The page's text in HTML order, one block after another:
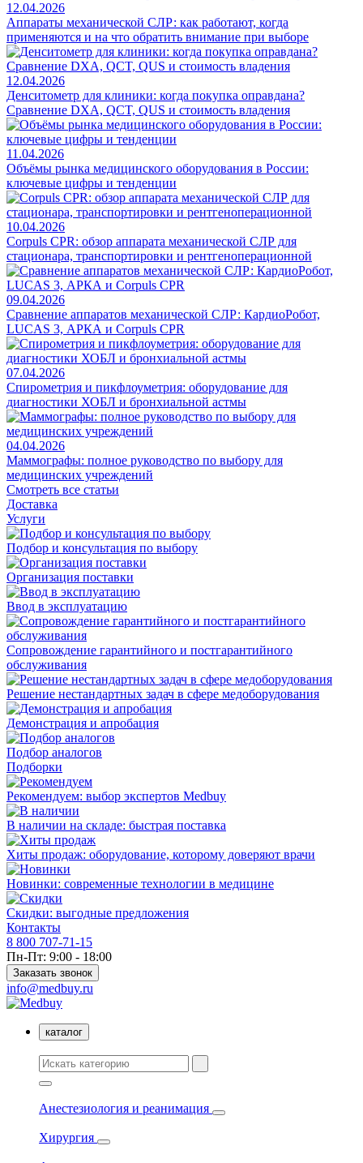
12.04.2026
Аппараты механической СЛР: как работают, когда
применяются и на что обратить внимание при выборе
12.04.2026
Денситометр для клиники: когда покупка оправдана?
Сравнение DXA, QCT, QUS и стоимость владения
11.04.2026
Объёмы рынка медицинского оборудования в России:
ключевые цифры и тенденции
10.04.2026
Corpuls CPR: обзор аппарата механической СЛР для
стационара, транспортировки и рентгеноперационной
09.04.2026
Сравнение аппаратов механической СЛР: КардиоРобот,
LUCAS 3, АРКА и Corpuls CPR
07.04.2026
Спирометрия и пикфлоуметрия: оборудование для
диагностики ХОБЛ и бронхиальной астмы
04.04.2026
Маммографы: полное руководство по выбору для
медицинских учреждений
Смотреть все статьи
Доставка
Услуги
Подбор и консультация по выбору
Организация поставки
Ввод в эксплуатацию
Сопровождение гарантийного и постгарантийного
обслуживания
Решение нестандартных задач в сфере медоборудования
Демонстрация и апробация
Подбор аналогов
Подборки
Рекомендуем: выбор экспертов Medbuy
В наличии на складе: быстрая поставка
Хиты продаж: оборудование, которому доверяют врачи
Новинки: современные технологии в медицине
Скидки: выгодные предложения
Контакты
8 800 707-71-15
Пн-Пт: 9:00 - 18:00
Заказать звонок
info@medbuy.ru
каталог
Анестезиология и реанимация
Хирургия